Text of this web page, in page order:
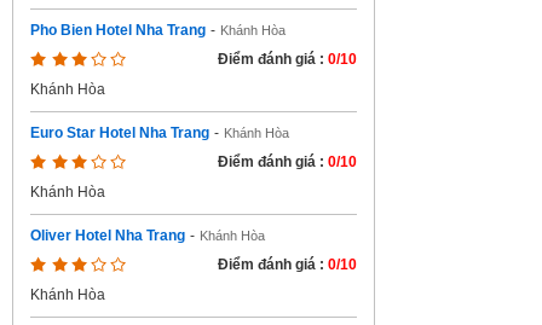
Pho Bien Hotel Nha Trang - Khánh Hòa
Điểm đánh giá : 0/10
Khánh Hòa
Euro Star Hotel Nha Trang - Khánh Hòa
Điểm đánh giá : 0/10
Khánh Hòa
Oliver Hotel Nha Trang - Khánh Hòa
Điểm đánh giá : 0/10
Khánh Hòa